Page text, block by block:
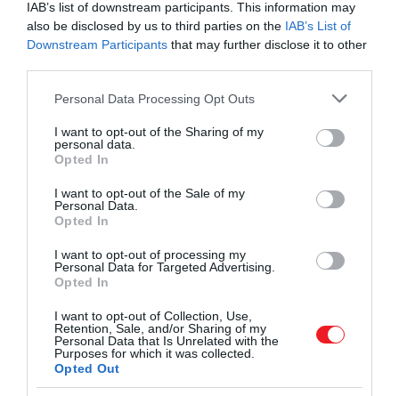
IAB’s list of downstream participants. This information may
also be disclosed by us to third parties on the IAB’s List of
Downstream Participants that may further disclose it to other
Please note that this website/app uses one or more Google
not limited to your visit or usage behaviour. You may click to
grant or deny consent to Google and its third-party tags to
use your data for below specified purposes in below Google
consent section.
Personal Data Processing Opt Outs
I want to opt-out of the Sharing of my
personal data.
Opted In
I want to opt-out of the Sale of my
Personal Data.
Opted In
I want to opt-out of processing my
Personal Data for Targeted Advertising.
Opted In
I want to opt-out of Collection, Use,
Retention, Sale, and/or Sharing of my
Personal Data that Is Unrelated with the
Purposes for which it was collected.
Opted Out
30 g szobahőmérsékletű vaj;
friss kakukkfű;
1 db citrom;
só ízlés szerint;
fekete bors.
Összetevők a piri-piri szószhoz:
2 gerezd fokhagyma;
100 ml extra szűz olívaolaj;
1 db citrom;
20 ml fehér portói bor;
friss koriander;
só, ízlés szerint;
fekete bors .
Összetevő a mártáshoz: